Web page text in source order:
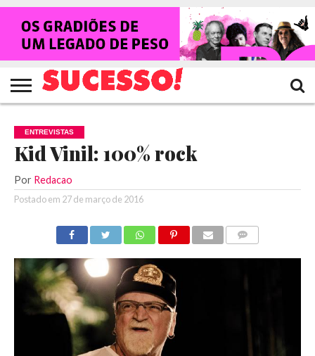
HOME
NOTÍCIAS
SHOWS
ENTREVISTAS
CLIQUES
RANKING
CROWLEY
TV
SUCESSO!
REVISTA
SUCESSO!
ENTREVISTAS
Kid Vinil: 100% rock
Por Redacao
Postado em 27 de março de 2016